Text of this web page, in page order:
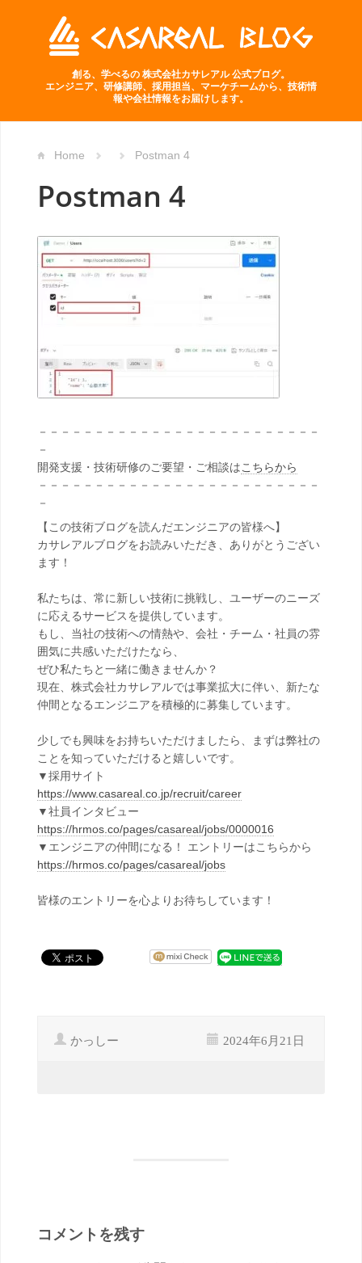
創る、学べるの 株式会社カサレアル 公式ブログ。
エンジニア、研修講師、採用担当、マーケチームから、技術情
報や会社情報をお届けします。
Home Postman 4
Postman 4
－－－－－－－－－－－－－－－－－－－－－－－－－
－
開発支援・技術研修のご要望・ご相談はこちらから
－－－－－－－－－－－－－－－－－－－－－－－－－
－
【この技術ブログを読んだエンジニアの皆様へ】
カサレアルブログをお読みいただき、ありがとうござい
ます！
私たちは、常に新しい技術に挑戦し、ユーザーのニーズ
に応えるサービスを提供しています。
もし、当社の技術への情熱や、会社・チーム・社員の雰
囲気に共感いただけたなら、
ぜひ私たちと一緒に働きませんか？
現在、株式会社カサレアルでは事業拡大に伴い、新たな
仲間となるエンジニアを積極的に募集しています。
少しでも興味をお持ちいただけましたら、まずは弊社の
ことを知っていただけると嬉しいです。
▼採用サイト
https://www.casareal.co.jp/recruit/career
▼社員インタビュー
https://hrmos.co/pages/casareal/jobs/0000016
▼エンジニアの仲間になる！ エントリーはこちらから
https://hrmos.co/pages/casareal/jobs
皆様のエントリーを心よりお待ちしています！
かっしー 2024年6月21日
コメントを残す